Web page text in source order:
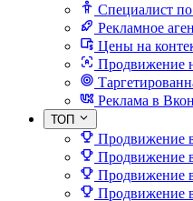
Специалист
Рекламное
Цены на
Продвижение
Реклама в
ТОП
Продвижение
Продвижение
Продвижение
Продвижение